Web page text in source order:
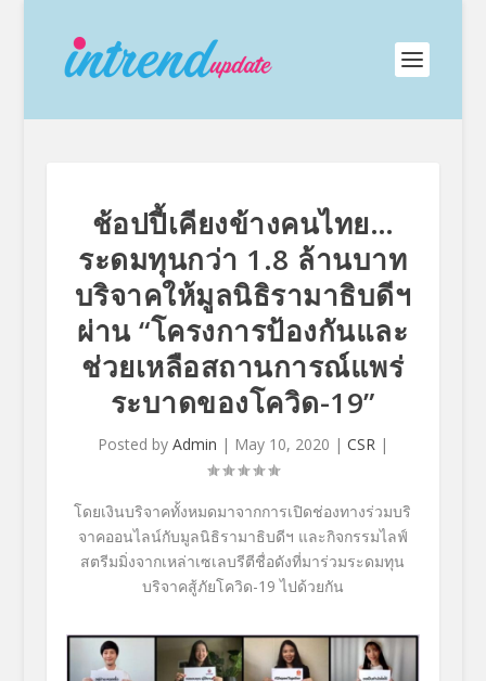
ช้อปปี้เคียงข้างคนไทย…
ระดมทุนกว่า 1.8 ล้านบาท
บริจาคให้มูลนิธิรามาธิบดีฯ
ผ่าน “โครงการป้องกันและ
ช่วยเหลือสถานการณ์แพร่
ระบาดของโควิด-19”
Posted by Admin | May 10, 2020 | CSR|
โดยเงินบริจาคทั้งหมดมาจากการเปิดช่องทางร่วมบริ
จาคออนไลน์กับมูลนิธิรามาธิบดีฯ และกิจกรรมไลฟ์
สตรีมมิ่งจากเหล่าเซเลบรีตีชื่อดังที่มาร่วมระดมทุน
บริจาคสู้ภัยโควิด-19 ไปด้วยกัน